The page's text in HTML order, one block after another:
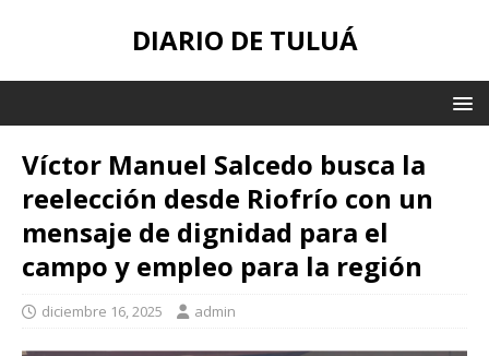
DIARIO DE TULUÁ
Víctor Manuel Salcedo busca la
reelección desde Riofrío con un
mensaje de dignidad para el
campo y empleo para la región
diciembre 16, 2025 admin